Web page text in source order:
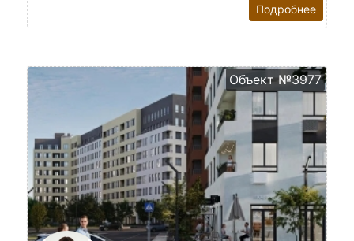
Подробнее
Объект №3977